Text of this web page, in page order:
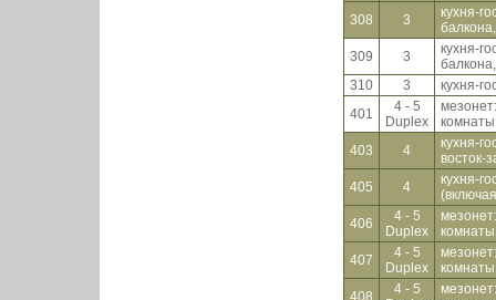
308
3
кухня-
309
3
кухня-
310
3
кухня-
401
4 - 5
Duplex
403
4
кухня-
восток-
405
4
кухня-
406
4 - 5
Duplex
407
4 - 5
Duplex
408
4 - 5